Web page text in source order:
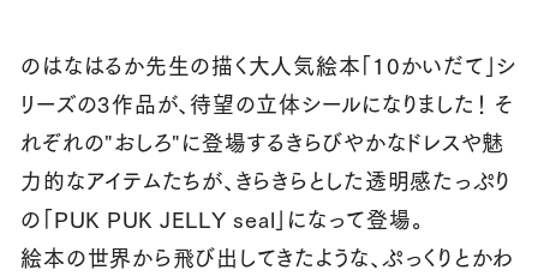
のはなはるか先生の描く大人気絵本「10かいだて」シ
リーズの3作品が、待望の立体シールになりました！ そ
れぞれの"おしろ"に登場するきらびやかなドレスや魅
力的なアイテムたちが、きらきらとした透明感たっぷり
の「PUK PUK JELLY seal」になって登場。
絵本の世界から飛び出してきたような、ぷっくりとかわ